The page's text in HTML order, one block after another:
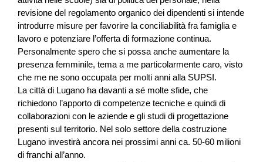
revisione del regolamento organico dei dipendenti si intende
introdurre misure per favorire la conciliabilità fra famiglia e
lavoro e potenziare l’offerta di formazione continua.
Personalmente spero che si possa anche aumentare la
presenza femminile, tema a me particolarmente caro, visto
che me ne sono occupata per molti anni alla SUPSI.
La città di Lugano ha davanti a sé molte sfide, che
richiedono l’apporto di competenze tecniche e quindi di
collaborazioni con le aziende e gli studi di progettazione
presenti sul territorio. Nel solo settore della costruzione
Lugano investirà ancora nei prossimi anni ca. 50-60 milioni
di franchi all’anno.